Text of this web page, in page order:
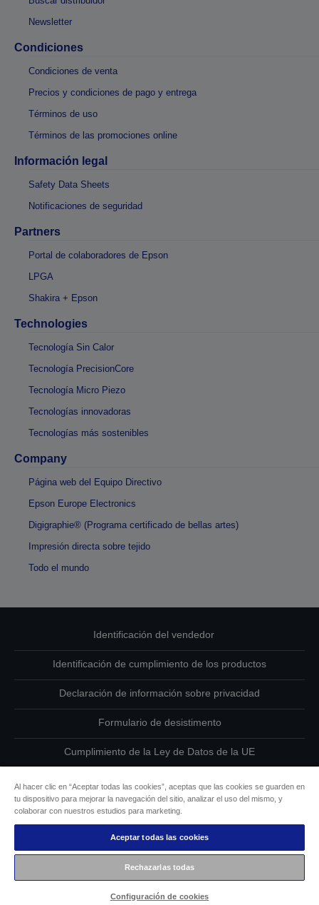
Newsletter
Condiciones
Condiciones de venta
Precios y condiciones de pago y entrega
Términos de uso
Términos de las promociones online
Información legal
Safety Data Sheets
Notificaciones de seguridad
Partners
Portal de colaboradores de Epson
LPGA
Shakira + Epson
Technologies
Tecnología Sin Calor
Tecnología PrecisionCore
Tecnología Micro Piezo
Tecnologías innovadoras
Tecnologías más sostenibles
Company
Página web del Equipo Directivo
Epson Europe Electronics
Digigraphie® (Programa certificado de bellas artes)
Impresión directa sobre tejido
Todo el mundo
Identificación del vendedor
Identificación de cumplimiento de los productos
Declaración de información sobre privacidad
Formulario de desistimento
Cumplimiento de la Ley de Datos de la UE
Información sobre cookies
Compromiso de accesibilidad de Epson
Copyright © 2026 Seiko Epson
Al hacer clic en “Aceptar todas las cookies”, aceptas que las cookies se guarden en
tu dispositivo para mejorar la navegación del sitio, analizar el uso del mismo, y
colaborar con nuestros estudios para marketing.
Aceptar todas las cookies
Rechazarlas todas
Configuración de cookies